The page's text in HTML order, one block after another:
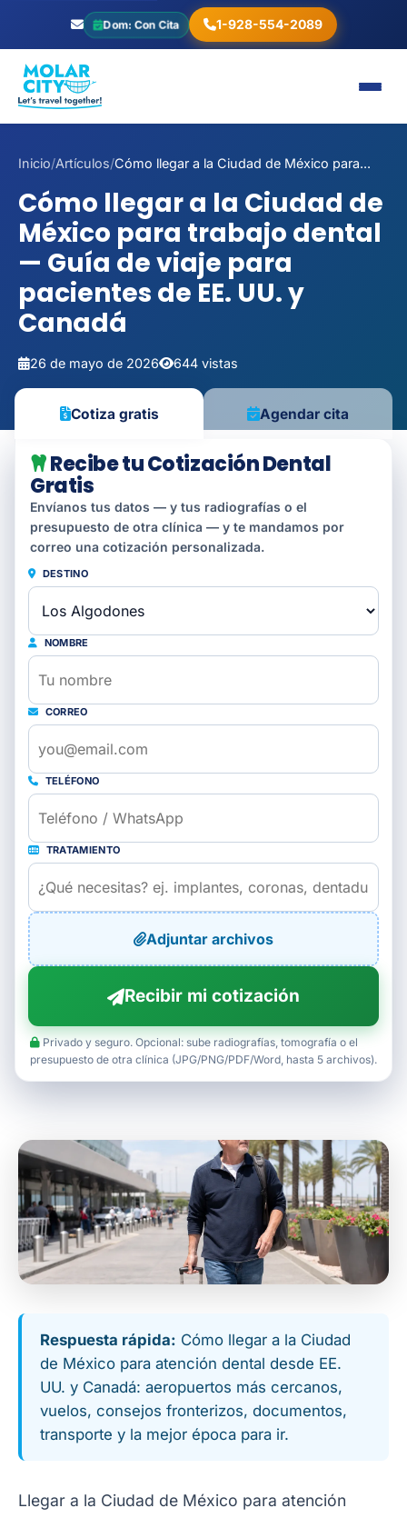
Dom: Con Cita 1-928-554-2089
Inicio/Artículos/Cómo llegar a la Ciudad de México para...
Cómo llegar a la Ciudad de
México para trabajo dental
— Guía de viaje para
pacientes de EE. UU. y
Canadá
26 de mayo de 2026 644 vistas
Cotiza gratis Agendar cita
Recibe tu Cotización Dental
Gratis
Envíanos tus datos — y tus radiografías o el
presupuesto de otra clínica — y te mandamos por
correo una cotización personalizada.
DESTINO
NOMBRE
CORREO
TELÉFONO
TRATAMIENTO
Adjuntar archivos
Recibir mi cotización
Privado y seguro. Opcional: sube radiografías, tomografía o el
presupuesto de otra clínica (JPG/PNG/PDF/Word, hasta 5 archivos).
Respuesta rápida: Cómo llegar a la Ciudad
de México para atención dental desde EE.
UU. y Canadá: aeropuertos más cercanos,
vuelos, consejos fronterizos, documentos,
transporte y la mejor época para ir.
Llegar a la Ciudad de México para atención